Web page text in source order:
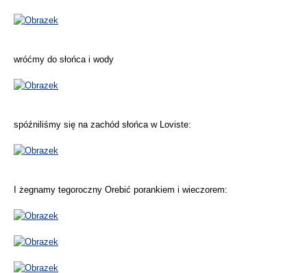
wróćmy do słońca i wody
spóźniliśmy się na zachód słońca w Loviste:
I żegnamy tegoroczny Orebić porankiem i wieczorem: